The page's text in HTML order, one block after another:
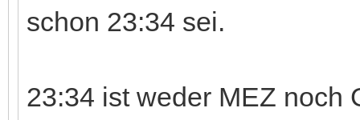
schon 23:34 sei.
23:34 ist weder MEZ noch